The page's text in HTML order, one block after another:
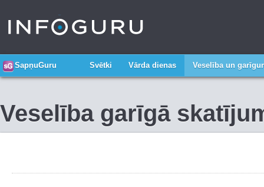
SapņuGuru Svētki Vārda dienas Veselība un
Veselība garīgā